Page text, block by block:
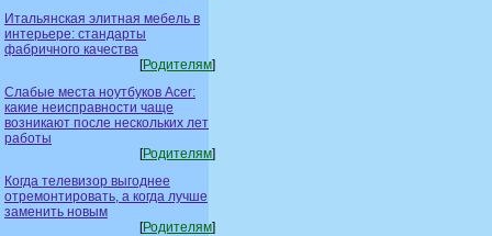
Итальянская элитная мебель в
интерьере: стандарты
фабричного качества
[Родителям]
Слабые места ноутбуков Acer:
какие неисправности чаще
возникают после нескольких лет
работы
[Родителям]
Когда телевизор выгоднее
отремонтировать, а когда лучше
заменить новым
[Родителям]